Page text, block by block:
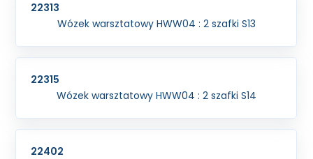
22313
Wózek warsztatowy HWW04 : 2 szafki S13
22315
Wózek warsztatowy HWW04 : 2 szafki S14
22402